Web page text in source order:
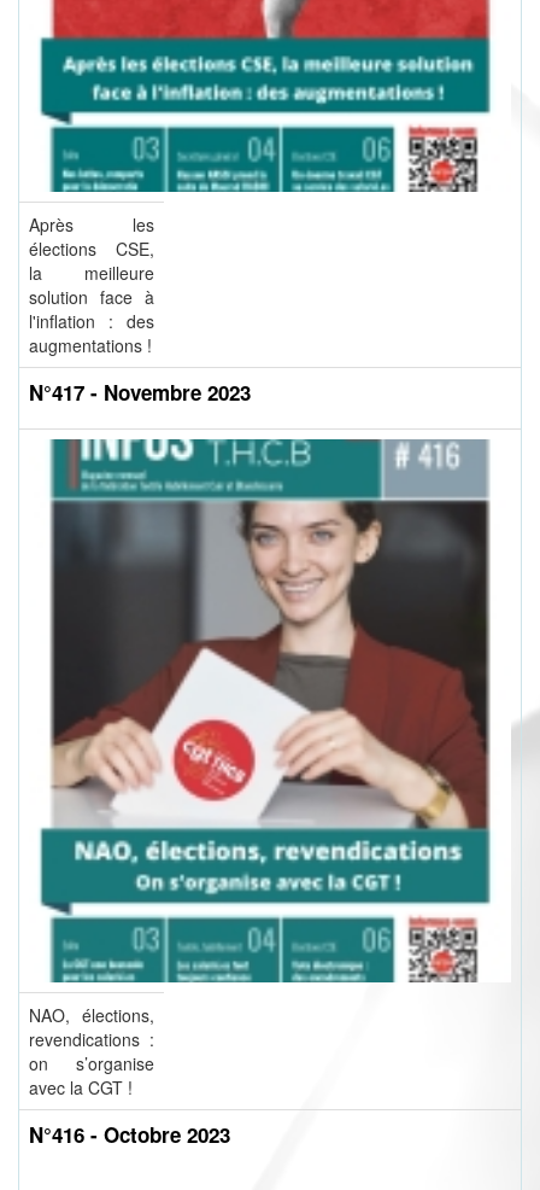
Après les
élections CSE,
la meilleure
solution face à
l'inflation : des
augmentations !
N°417 - Novembre 2023
NAO, élections,
revendications :
on s’organise
avec la CGT !
N°416 - Octobre 2023